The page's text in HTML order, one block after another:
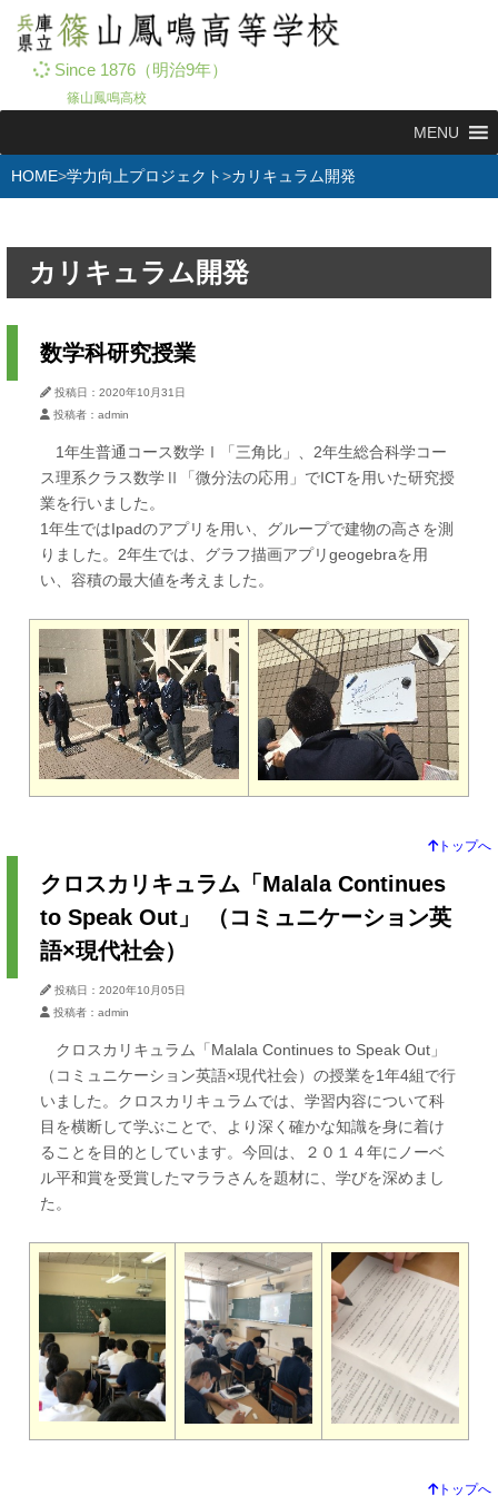
Since 1876（明治9年）
篠山鳳鳴高校
MENU
HOME 学力向上プロジェクト カリキュラム開発
カリキュラム開発
数学科研究授業
投稿日：2020年10月31日
投稿者：admin
1年生普通コース数学Ⅰ「三角比」、2年生総合科学コー
ス理系クラス数学Ⅱ「微分法の応用」でICTを用いた研究授
業を行いました。
1年生ではIpadのアプリを用い、グループで建物の高さを測
りました。2年生では、グラフ描画アプリgeogebraを用
い、容積の最大値を考えました。
トップへ
クロスカリキュラム「Malala Continues
to Speak Out」 （コミュニケーション英
語×現代社会）
投稿日：2020年10月05日
投稿者：admin
クロスカリキュラム「Malala Continues to Speak Out」
（コミュニケーション英語×現代社会）の授業を1年4組で行
いました。クロスカリキュラムでは、学習内容について科
目を横断して学ぶことで、より深く確かな知識を身に着け
ることを目的としています。今回は、２０１４年にノーベ
ル平和賞を受賞したマララさんを題材に、学びを深めまし
た。
トップへ